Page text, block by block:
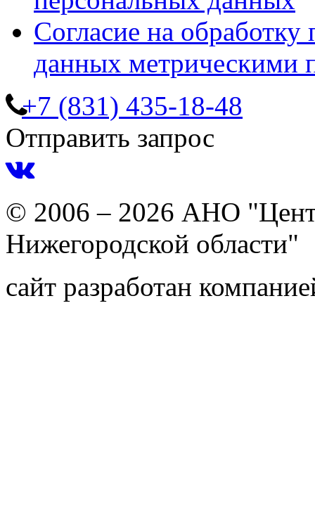
Согласие на обработку
данных метрическими
+7 (831) 435-18-48
Отправить запрос
© 2006 – 2026 АНО
Нижегородской области"
сайт разработан